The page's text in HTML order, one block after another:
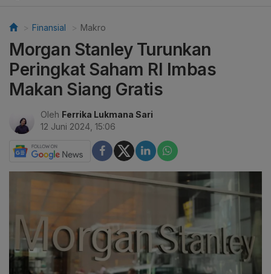
Finansial Makro
Morgan Stanley Turunkan
Peringkat Saham RI Imbas
Makan Siang Gratis
Oleh Ferrika Lukmana Sari
12 Juni 2024, 15:06